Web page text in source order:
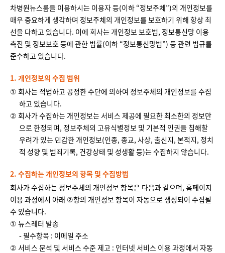
차병원뉴스룸을 이용하시는 이용자 등(이하 “정보주체”)의 개인정보를
매우 중요하게 생각하며 정보주체의 개인정보를 보호하기 위해 항상 최
선을 다하고 있습니다. 이에 회사는 개인정보 보호법, 정보통신망 이용
촉진 및 정보보호 등에 관한 법률(이하 “정보통신망법”) 등 관련 법규를
준수하고 있습니다.
1. 개인정보의 수집 범위
① 회사는 적법하고 공정한 수단에 의하여 정보주체의 개인정보를 수집
하고 있습니다.
② 회사가 수집하는 개인정보는 서비스 제공에 필요한 최소한의 정보만
으로 한정되며, 정보주체의 고유식별정보 및 기본적 인권을 침해할
우려가 있는 민감한 개인정보(인종, 종교, 사상, 출신지, 본적지, 정치
적 성향 및 범죄기록, 건강상태 및 성생활 등)는 수집하지 않습니다.
2. 수집하는 개인정보의 항목 및 수집방법
회사가 수집하는 정보주체의 개인정보 항목은 다음과 같으며, 홈페이지
이용 과정에서 아래 ②항의 개인정보 항목이 자동으로 생성되어 수집될
수 있습니다.
① 뉴스레터 발송
- 필수항목 : 이메일 주소
② 서비스 분석 및 서비스 수준 제고 : 인터넷 서비스 이용 과정에서 자동